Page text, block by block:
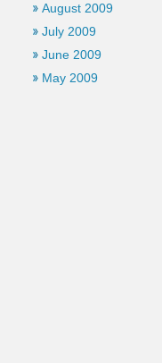
August 2009
July 2009
June 2009
May 2009